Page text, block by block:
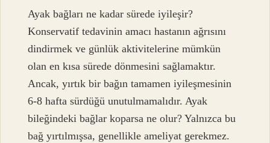
Ayak bağları ne kadar sürede iyileşir?
Konservatif tedavinin amacı hastanın ağrısını
dindirmek ve günlük aktivitelerine mümkün
olan en kısa sürede dönmesini sağlamaktır.
Ancak, yırtık bir bağın tamamen iyileşmesinin
6-8 hafta sürdüğü unutulmamalıdır. Ayak
bileğindeki bağlar koparsa ne olur? Yalnızca bu
bağ yırtılmışsa, genellikle ameliyat gerekmez.